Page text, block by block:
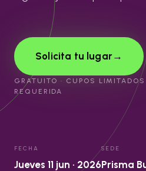
Solicita tu lugar→
GRATUITO · CUPOS
REQUERIDA
FECHA
Jueves 11 jun · 2026
SEDE
Prisma